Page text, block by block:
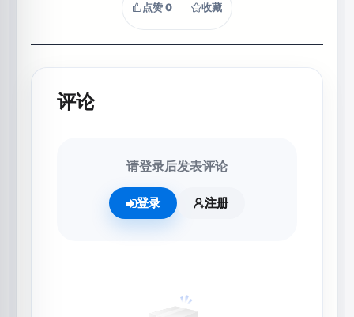
点赞0 收藏
评论
请登录后发表评论
登录 注册